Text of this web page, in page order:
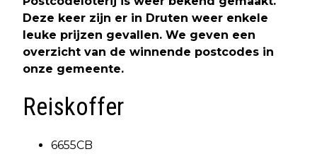
Deze keer zijn er in Druten weer enkele
leuke prijzen gevallen. We geven een
overzicht van de winnende postcodes in
onze gemeente.
Reiskoffer
6655CB